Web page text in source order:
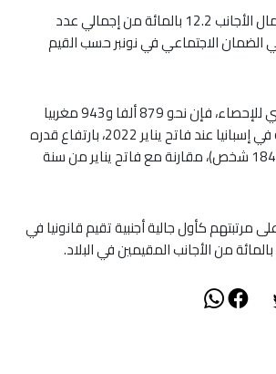
وبشكل عام، يمثل العمال الأجانب 12.2 بالمائة من إجمالي عدد
الاجتماعي في نونبر حسب القيم
وبحسب المعهد الوطني للإحصاء، فإن نحو 879 ألفا و943 مغربيا
يقيمون بصفة قانونية في إسبانيا عند فاتح يناير 2022، بارتفاع قدره
0,8 بالمائة (+7 آلاف و184 شخص)، مقارنة مع فاتح يناير من سنة
مرتبتهم كأول جالية أجنبية تقيم قانونيا في